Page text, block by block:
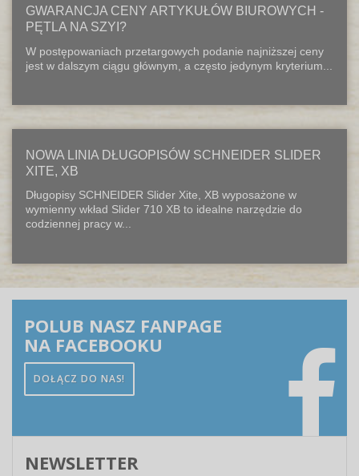
GWARANCJA CENY ARTYKUŁÓW BIUROWYCH -
PĘTLA NA SZYI?
W postępowaniach przetargowych podanie najniższej ceny
jest w dalszym ciągu głównym, a często jedynym kryterium...
NOWA LINIA DŁUGOPISÓW SCHNEIDER SLIDER
XITE, XB
Długopisy SCHNEIDER Slider Xite, XB wyposażone w
wymienny wkład Slider 710 XB to idealne narzędzie do
codziennej pracy w...
POLUB NASZ FANPAGE
NA FACEBOOKU
DOŁĄCZ DO NAS!
NEWSLETTER